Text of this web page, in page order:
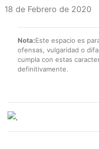
18 de Febrero de 2020
Nota:Este espacio es
ofensas, vulgaridad o
cumpla con estas
definitivamente.